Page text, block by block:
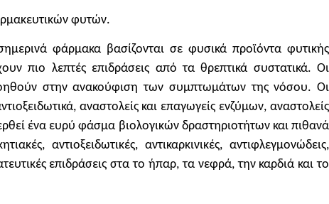
φυτών.
φάρμακα βασίζονται σε φυσικά προϊόντα φυτικής
πιο λεπτές επιδράσεις από τα θρεπτικά συστατικά. Οι
βοηθούν στην ανακούφιση των συμπτωμάτων της νόσου. Οι
αναστολείς και επαγωγείς ενζύμων, αναστολείς
ένα ευρύ φάσμα βιολογικών δραστηριοτήτων και πιθανά
αντιοξειδωτικές, αντικαρκινικές, αντιφλεγμονώδεις,
επιδράσεις στα το ήπαρ, τα νεφρά, την καρδιά και το